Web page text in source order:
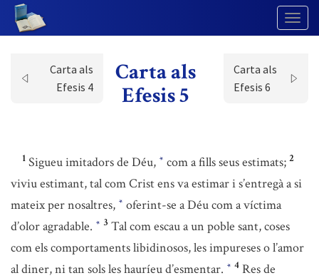
Carta als
Efesis 4
Carta als
Efesis 5
Carta als
Efesis 6
1 Sigueu imitadors de Déu, * com a fills seus estimats; 2
viviu estimant, tal com Crist ens va estimar i s’entregà a si
mateix per nosaltres, * oferint-se a Déu com a víctima
d’olor agradable. * 3 Tal com escau a un poble sant, coses
com els comportaments libidinosos, les impureses o l’amor
al diner, ni tan sols les hauríeu d’esmentar. * 4 Res de